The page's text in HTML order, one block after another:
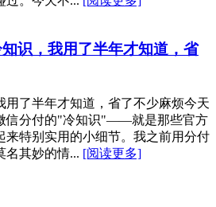
识，我用了半年才知道，省
用了半年才知道，省了不少麻烦今天
信分付的"冷知识"——就是那些官方
来特别实用的小细节。我之前用分付
名其妙的情... [阅读更多]